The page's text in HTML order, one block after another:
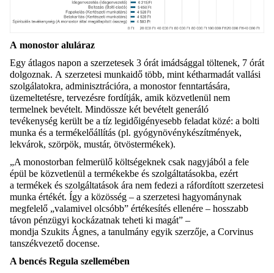
A monostor aluláraz
Egy átlagos napon a szerzetesek 3 órát imádsággal töltenek, 7 órát
dolgoznak. A szerzetesi munkaidő több, mint kétharmadát vallási
szolgálatokra, adminisztrációra, a monostor fenntartására,
üzemeltetésre, tervezésre fordítják, amik közvetlenül nem
termelnek bevételt. Mindössze két bevételt generáló
tevékenység került be a tíz legidőigényesebb feladat közé: a bolti
munka és a termékelőállítás (pl. gyógynövénykészítmények,
lekvárok, szörpök, mustár, ötvöstermékek).
„A monostorban felmerülő költségeknek csak nagyjából a fele
épül be közvetlenül a termékekbe és szolgáltatásokba, ezért
a termékek és szolgáltatások ára nem fedezi a ráfordított szerzetesi
munka értékét. Így a közösség – a szerzetesi hagyománynak
megfelelő „valamivel olcsóbb” értékesítés ellenére – hosszabb
távon pénzügyi kockázatnak teheti ki magát” –
mondja Szukits Ágnes, a tanulmány egyik szerzője, a Corvinus
tanszékvezető docense.
A bencés Regula szellemében